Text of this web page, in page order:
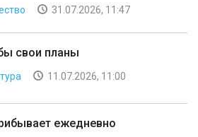
31.07.2026, 11:47
свои планы
11.07.2026, 11:00
ежедневно